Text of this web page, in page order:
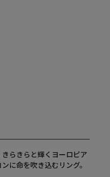
らきらと輝くヨーロピア
に命を吹き込むリング。